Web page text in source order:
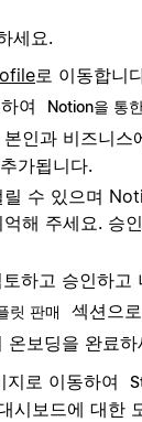
세요.
로 이동합니
여 Notion을 통
인과 비즈니스
가됩니다.
수 있으며
해 주세요. 승
하고 승인하
릿 판매 섹션으
보딩을 완료하
지로 이동하여
시보드에 대한